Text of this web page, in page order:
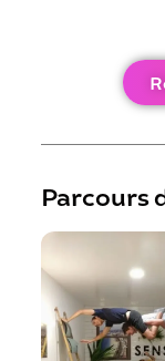
Parcours